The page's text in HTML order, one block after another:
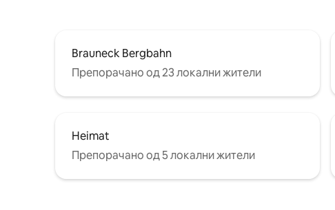
Brauneck Bergbahn
Препорачано од 23 локални жители
Heimat
Препорачано од 5 локални жители